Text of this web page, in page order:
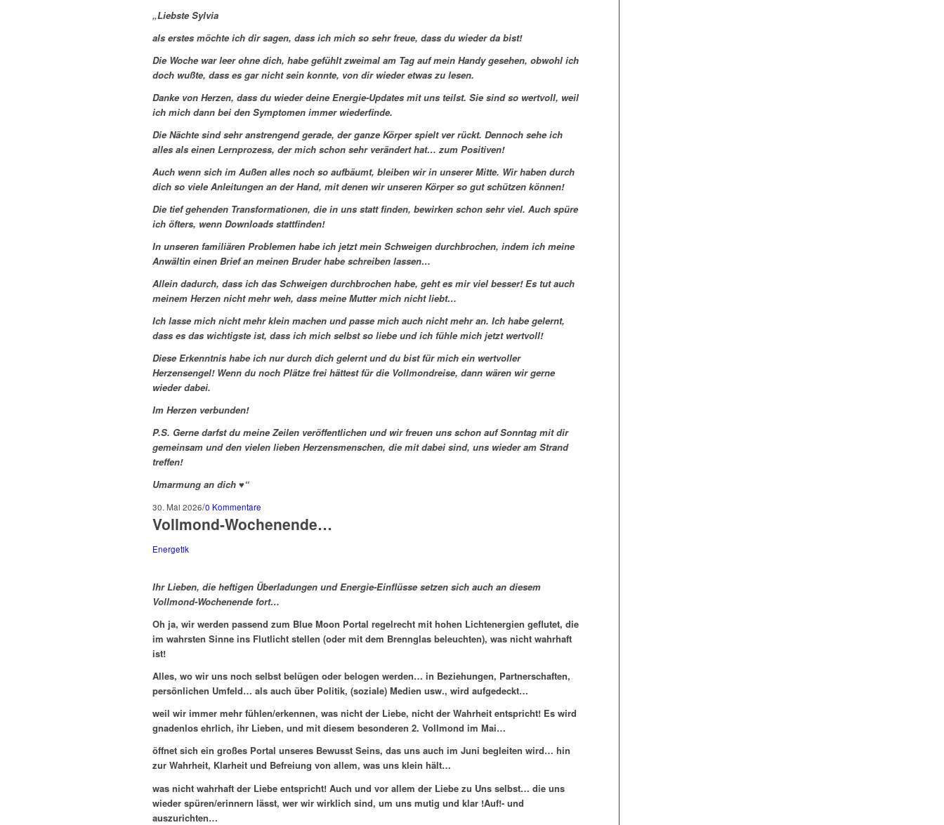
„Liebste Sylvia
als erstes möchte ich dir sagen, dass ich mich so sehr freue, dass du wieder da bist!
Die Woche war leer ohne dich, habe gefühlt zweimal am Tag auf mein Handy gesehen, obwohl ich
doch wußte, dass es gar nicht sein konnte, von dir wieder etwas zu lesen.
Danke von Herzen, dass du wieder deine Energie-Updates mit uns teilst. Sie sind so wertvoll, weil
ich mich dann bei den Symptomen immer wiederfinde.
Die Nächte sind sehr anstrengend gerade, der ganze Körper spielt ver rückt. Dennoch sehe ich
alles als einen Lernprozess, der mich schon sehr verändert hat… zum Positiven!
Auch wenn sich im Außen alles noch so aufbäumt, bleiben wir in unserer Mitte. Wir haben durch
dich so viele Anleitungen an der Hand, mit denen wir unseren Körper so gut schützen können!
Die tief gehenden Transformationen, die in uns statt finden, bewirken schon sehr viel. Auch spüre
ich öfters, wenn Downloads stattfinden!
In unseren familiären Problemen habe ich jetzt mein Schweigen durchbrochen, indem ich meine
Anwältin einen Brief an meinen Bruder habe schreiben lassen…
Allein dadurch, dass ich das Schweigen durchbrochen habe, geht es mir viel besser! Es tut auch
meinem Herzen nicht mehr weh, dass meine Mutter mich nicht liebt…
Ich lasse mich nicht mehr klein machen und passe mich auch nicht mehr an. Ich habe gelernt,
dass es das wichtigste ist, dass ich mich selbst so liebe und ich fühle mich jetzt wertvoll!
Diese Erkenntnis habe ich nur durch dich gelernt und du bist für mich ein wertvoller
Herzensengel! Wenn du noch Plätze frei hättest für die Vollmondreise, dann wären wir gerne
wieder dabei.
Im Herzen verbunden!
P.S. Gerne darfst du meine Zeilen veröffentlichen und wir freuen uns schon auf Sonntag mit dir
gemeinsam und den vielen lieben Herzensmenschen, die mit dabei sind, uns wieder am Strand
treffen!
Umarmung an dich ♥“
30. Mai 2026/0 Kommentare
Vollmond-Wochenende…
Energetik
Ihr Lieben, die heftigen Überladungen und Energie-Einflüsse setzen sich auch an diesem
Vollmond-Wochenende fort…
Oh ja, wir werden passend zum Blue Moon Portal regelrecht mit hohen Lichtenergien geflutet, die
im wahrsten Sinne ins Flutlicht stellen (oder mit dem Brennglas beleuchten), was nicht wahrhaft
ist!
Alles, wo wir uns noch selbst belügen oder belogen werden… in Beziehungen, Partnerschaften,
persönlichen Umfeld… als auch über Politik, (soziale) Medien usw., wird aufgedeckt…
weil wir immer mehr fühlen/erkennen, was nicht der Liebe, nicht der Wahrheit entspricht! Es wird
gnadenlos ehrlich, ihr Lieben, und mit diesem besonderen 2. Vollmond im Mai…
öffnet sich ein großes Portal unseres Bewusst Seins, das uns auch im Juni begleiten wird… hin
zur Wahrheit, Klarheit und Befreiung von allem, was uns klein hält…
was nicht wahrhaft der Liebe entspricht! Auch und vor allem der Liebe zu Uns selbst… die uns
wieder spüren/erinnern lässt, wer wir wirklich sind, um uns mutig und klar !Auf!- und
auszurichten…